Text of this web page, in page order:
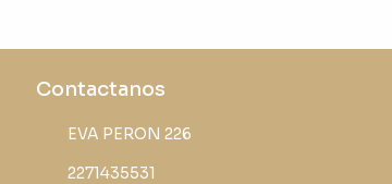
Contactanos
EVA PERON 226
2271435531